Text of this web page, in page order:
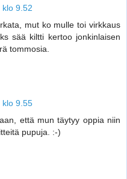
klo 9.52
mut ko mulle toi virkkaus
sää kiltti kertoo jonkinlaisen
tommosia.
klo 9.55
että mun täytyy oppia niin
pupuja. :-)